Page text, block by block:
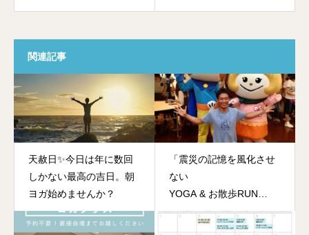
関連記事
天赦日✨今日は年に数回
しかない最高の吉日。朝
ヨガ始めませんか？
「震災の記憶を風化させ
ない
YOGA & お散歩RUN
YOGA」